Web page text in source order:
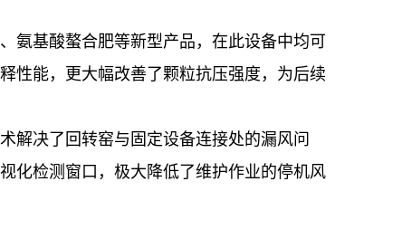
氨基酸螯合肥等新型产品，在此设备中均可
性能，更大幅改善了颗粒抗压强度，为后续
解决了回转窑与固定设备连接处的漏风问
化检测窗口，极大降低了维护作业的停机风